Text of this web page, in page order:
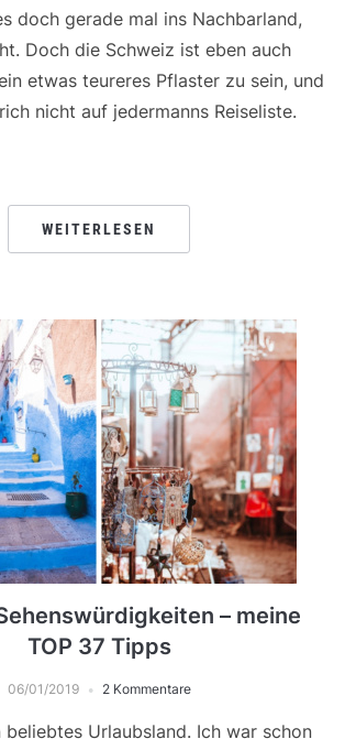
doch gerade mal ins Nachbarland,
Doch die Schweiz ist eben auch
etwas teureres Pflaster zu sein, und
nicht auf jedermanns Reiseliste.
WEITERLESEN
– meine
TOP 37 Tipps
06/01/2019 2 Kommentare
Urlaubsland. Ich war schon